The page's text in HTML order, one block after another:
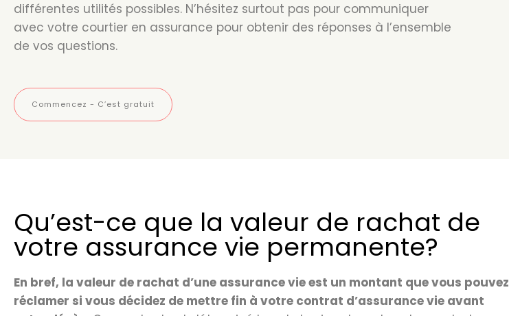
différentes utilités possibles. N’hésitez surtout pas pour communiquer
avec votre courtier en assurance pour obtenir des réponses à l’ensemble
de vos questions.
Commencez - C’est gratuit
Qu’est-ce que la valeur de rachat de
votre assurance vie permanente?
En bref, la valeur de rachat d’une assurance vie est un montant que vous pouvez
réclamer si vous décidez de mettre fin à votre contrat d’assurance vie avant